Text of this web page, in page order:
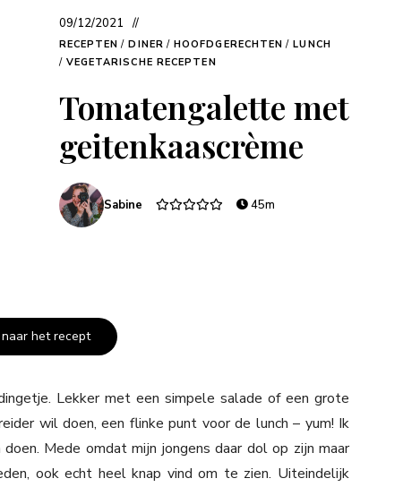
09/12/2021
RECEPTEN / DINER / HOOFDGERECHTEN / LUNCH
/ VEGETARISCHE RECEPTEN
Tomatengalette met
geitenkaascrème
Sabine 45m
het recept
Lekker met een simpele salade of een grote
wil doen, een flinke punt voor de lunch – yum! Ik
Mede omdat mijn jongens daar dol op zijn maar
ook echt heel knap vind om te zien. Uiteindelijk